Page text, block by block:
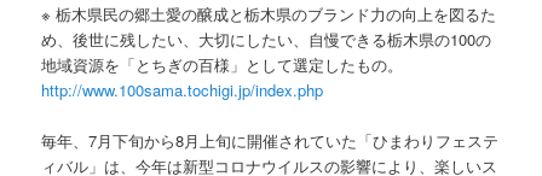
※ 栃木県民の郷土愛の醸成と栃木県のブランド力の向上を図るた
め、後世に残したい、大切にしたい、自慢できる栃木県の100の
地域資源を「とちぎの百様」として選定したもの。
http://www.100sama.tochigi.jp/index.php
毎年、7月下旬から8月上旬に開催されていた「ひまわりフェステ
ィバル」は、今年は新型コロナウイルスの影響により、楽しいス